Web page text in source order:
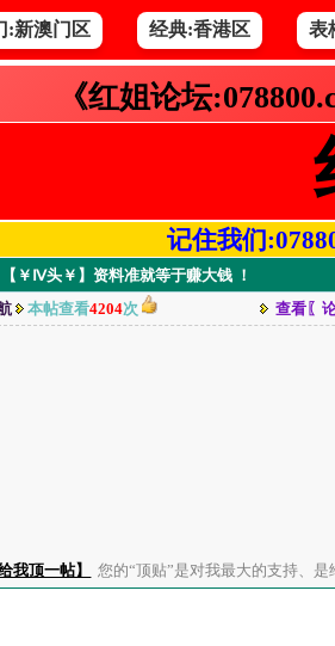
:新澳门区 经典:香港区 表
《红姐论坛
记住我们
￥Ⅳ头￥】资料准就等于赚大钱 ！
本帖查看4204次 查看〖
给我顶一帖】 您的“顶贴”是对我最大的支持、